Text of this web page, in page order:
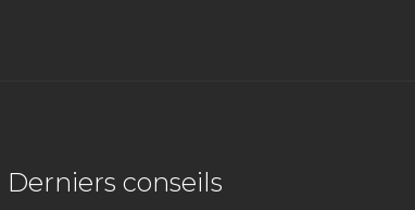
Derniers conseils